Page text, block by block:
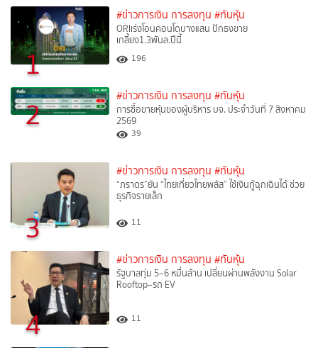
1
#ข่าวการเงิน การลงทุน #ทันหุ้น
ORIเร่งโอนคอนโดบางแสน ปักธงขาย
เกลี้ยง1.3พันล.ปีนี้
196
2 #ข่าวการเงิน การลงทุน #ทันหุ้น
การซื้อขายหุ้นของผู้บริหาร บจ. ประจำวันที่ 7 สิงหาคม
2569
39
3
#ข่าวการเงิน การลงทุน #ทันหุ้น
“ภราดร”ยัน “ไทยเที่ยวไทยพลัส” ใช้เงินกู้ฉุกเฉินได้ ช่วย
ธุรกิจรายเล็ก
11
4
#ข่าวการเงิน การลงทุน #ทันหุ้น
รัฐบาลทุ่ม 5–6 หมื่นล้าน เปลี่ยนผ่านพลังงาน Solar
Rooftop–รถ EV
11